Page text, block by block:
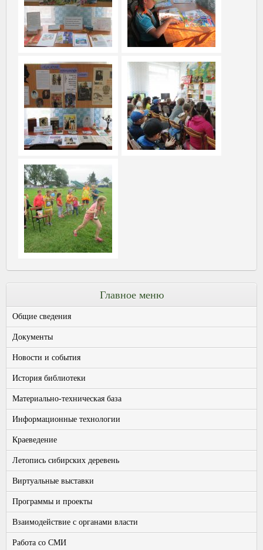
Главное меню
Общие сведения
Документы
Новости и события
История библиотеки
Материально-техническая база
Информационные технологии
Краеведение
Летопись сибирских деревень
Виртуальные выставки
Программы и проекты
Взаимодействие с органами власти
Работа со СМИ